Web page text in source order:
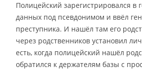
Полицейский зарегистрировался в
данных под псевдонимом и ввёл
преступника. И нашёл там его
через родственников установил
есть, когда полицейский нашёл
обратился к держателям базы с